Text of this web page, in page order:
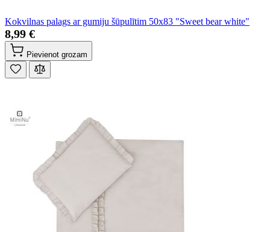
Kokvilnas palags ar gumiju šūpulītim 50x83 "Sweet bear white"
8,99 €
Pievienot grozam